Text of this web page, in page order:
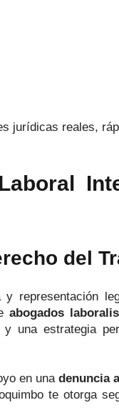
jurídicas reales,
del
y representación
abogados
una estrategia
en una denuncia
te otorga